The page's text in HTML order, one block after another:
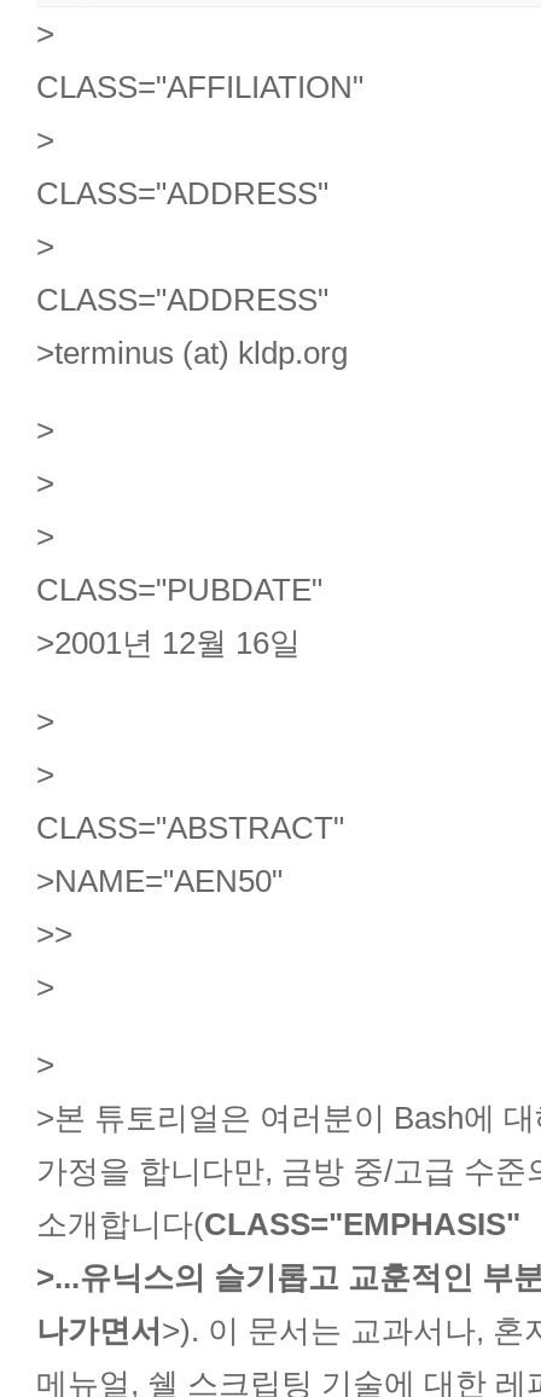
>
CLASS="AFFILIATION"
>
CLASS="ADDRESS"
>
CLASS="ADDRESS"
>terminus (at) kldp.org
>
>
>
CLASS="PUBDATE"
>2001년 12월 16일
>
>
CLASS="ABSTRACT"
>NAME="AEN50"
>>
>
>
>본 튜토리얼은 여러분이 Bash에
가정을 합니다만, 금방 중/고급 수준
소개합니다(CLASS="EMPHASIS"
>...유닉스의 슬기롭고 교훈적인 부
나가면서 >). 이 문서는 교과서나, 혼
메뉴얼, 쉘 스크립팅 기술에 대한